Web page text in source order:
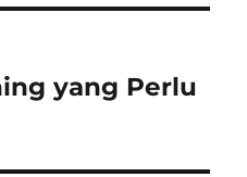
yang Perlu